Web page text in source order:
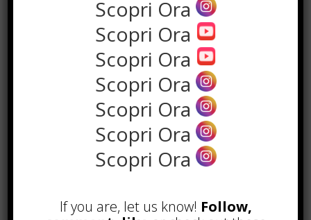
POPOLARI
A&R nel Business Music: tutto
quello che c’è da sapere!
Agosto 27th, 2017
le differenze
Maggio 15th, 2018
Scopri Ora
Scopri Ora
Scopri Ora
Scopri Ora
Scopri Ora
Scopri Ora
Scopri Ora
If you are, let us know! Follow,